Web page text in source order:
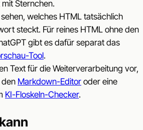
Sternchen.
welches HTML tatsächlich
steckt. Für reines HTML ohne den
gibt es dafür separat das
Tool.
Text für die Weiterverarbeitung vor,
den Markdown-Editor oder eine
KI-Floskeln-Checker.